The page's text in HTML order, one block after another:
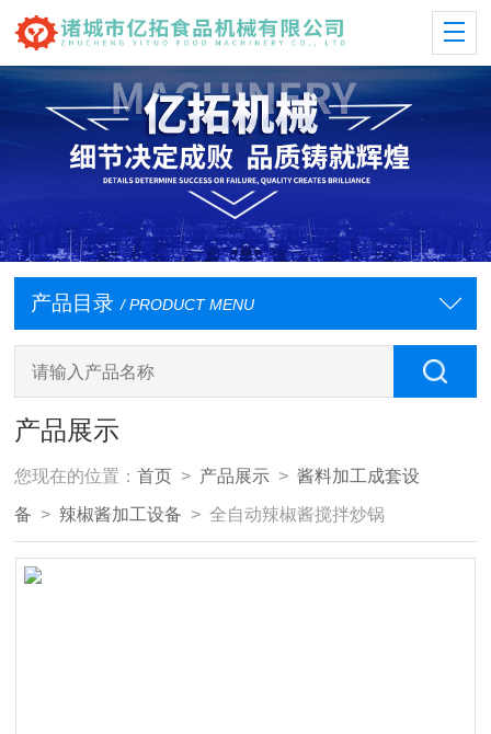
产品目录 / PRODUCT MENU
产品展示
您现在的位置：首页 > 产品展示 >酱料加工成套设
备 >辣椒酱加工设备 > 全自动辣椒酱搅拌炒锅